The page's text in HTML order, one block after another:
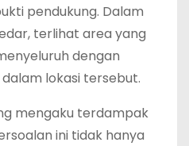
pendukung. Dalam
terlihat area yang
dengan
lokasi tersebut.
mengaku terdampak
ini tidak hanya